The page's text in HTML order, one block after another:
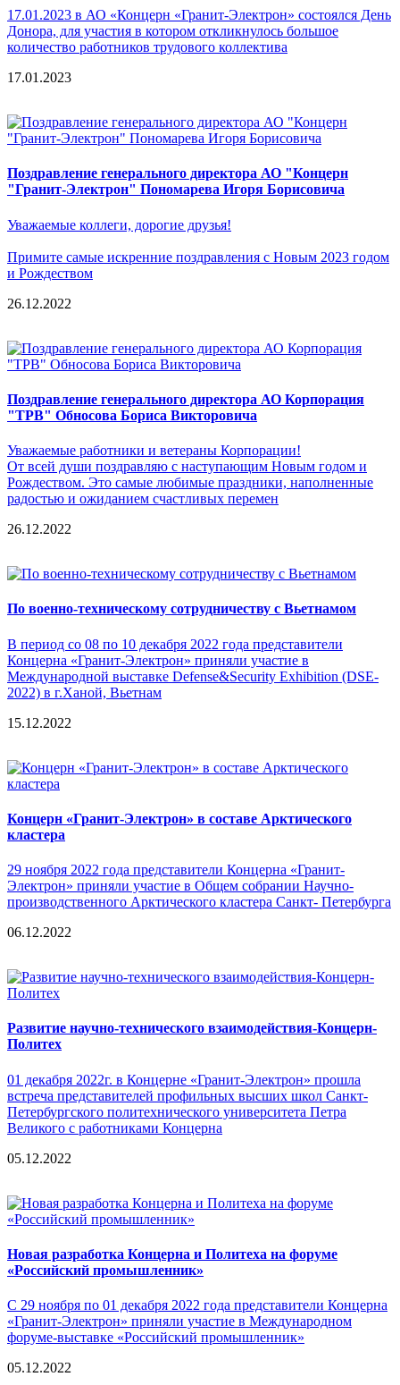
17.01.2023 в АО «Концерн «Гранит-Электрон» состоялся День
Донора, для участия в котором откликнулось большое
количество работников трудового коллектива
17.01.2023
Поздравление генерального директора АО "Концерн
"Гранит-Электрон" Пономарева Игоря Борисовича
Уважаемые коллеги, дорогие друзья!
Примите самые искренние поздравления с Новым 2023 годом
и Рождеством
26.12.2022
Поздравление генерального директора АО Корпорация
"ТРВ" Обносова Бориса Викторовича
Уважаемые работники и ветераны Корпорации!
От всей души поздравляю с наступающим Новым годом и
Рождеством. Это самые любимые праздники, наполненные
радостью и ожиданием счастливых перемен
26.12.2022
По военно-техническому сотрудничеству с Вьетнамом
В период со 08 по 10 декабря 2022 года представители
Концерна «Гранит-Электрон» приняли участие в
Международной выставке Defense&Security Exhibition (DSE-
2022) в г.Ханой, Вьетнам
15.12.2022
Концерн «Гранит-Электрон» в составе Арктического
кластера
29 ноября 2022 года представители Концерна «Гранит-
Электрон» приняли участие в Общем собрании Научно-
производственного Арктического кластера Санкт- Петербурга
06.12.2022
Развитие научно-технического взаимодействия-Концерн-
Политех
01 декабря 2022г. в Концерне «Гранит-Электрон» прошла
встреча представителей профильных высших школ Санкт-
Петербургского политехнического университета Петра
Великого с работниками Концерна
05.12.2022
Новая разработка Концерна и Политеха на форуме
«Российский промышленник»
С 29 ноября по 01 декабря 2022 года представители Концерна
«Гранит-Электрон» приняли участие в Международном
форуме-выставке «Российский промышленник»
05.12.2022